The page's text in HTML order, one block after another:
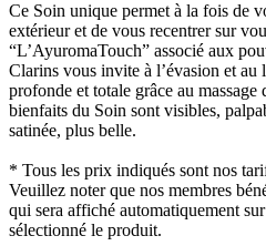
Ce Soin unique permet à la fois de
extérieur et de vous recentrer sur
“L’AyuromaTouch” associé aux
Clarins vous invite à l’évasion et au
profonde et totale grâce au
bienfaits du Soin sont visibles,
satinée, plus belle.
* Tous les prix indiqués sont nos
Veuillez noter que nos membres
qui sera affiché automatiquement
sélectionné le produit.